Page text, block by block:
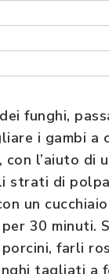
funghi,
i gambi
con l’aiuto
strati di
un
30 minuti.
farli
tagliati